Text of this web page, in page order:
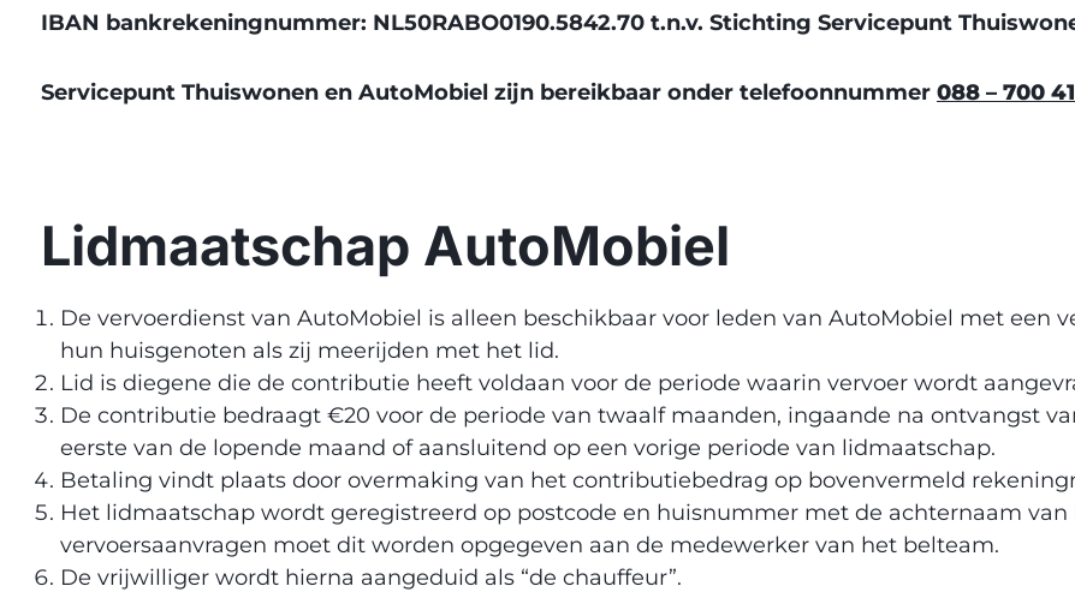
IBAN bankrekeningnummer: NL50RABO0190.5842.70 t.n.v. Stichting Servicepunt
Servicepunt Thuiswonen en AutoMobiel zijn bereikbaar onder telefoonnummer 088 – 700
Lidmaatschap AutoMobiel
De vervoerdienst van AutoMobiel is alleen beschikbaar voor leden van AutoMobiel met een
hun huisgenoten als zij meerijden met het lid.
Lid is diegene die de contributie heeft voldaan voor de periode waarin vervoer wordt
De contributie bedraagt €20 voor de periode van twaalf maanden, ingaande na ontvangst
eerste van de lopende maand of aansluitend op een vorige periode van lidmaatschap.
Betaling vindt plaats door overmaking van het contributiebedrag op bovenvermeld
Het lidmaatschap wordt geregistreerd op postcode en huisnummer met de achternaam van
vervoersaanvragen moet dit worden opgegeven aan de medewerker van het belteam.
De vrijwilliger wordt hierna aangeduid als “de chauffeur”.